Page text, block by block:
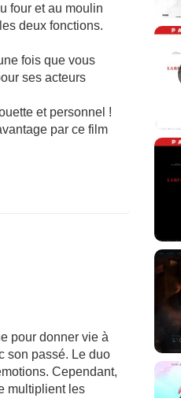
four et au moulin
deux fonctions.
fois que vous
ses acteurs
et personnel !
par ce film
pour donner vie à
son passé. Le duo
Cependant,
multiplient les